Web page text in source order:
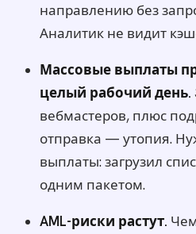
направлению без
Аналитик не видит
Массовые выплаты
целый рабочий день.
вебмастеров, плюс
отправка — утопия.
выплаты: загрузил
одним пакетом.
AML-риски растут.